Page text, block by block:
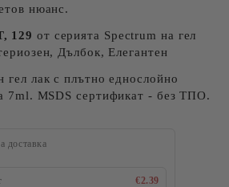
нюанс.
129 от серията Spectrum на гел
Дълбок, Елегантен
гел лак с плътно еднослойно
7ml. MSDS сертификат - без ТПО.
доставка
€2.39